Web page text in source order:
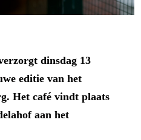
dinsdag 13
editie van het
Het café vindt plaats
aan het